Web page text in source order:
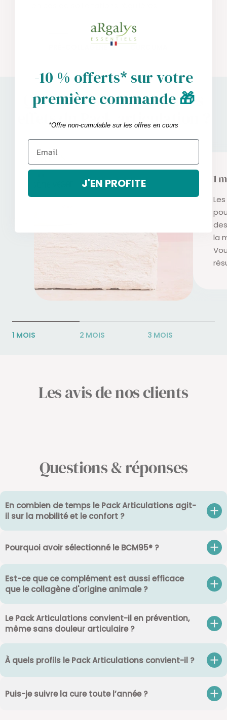
Quand vais-je ressentir les
effets du Pack articulation ?
1
la
1 MOIS 2 MOIS 3 MOIS
Les avis de nos clients
Questions & réponses
En combien de temps le Pack Articulations agit-
il sur la mobilité et le confort ?
Pourquoi avoir sélectionné le BCM95® ?
Est-ce que ce complément est aussi efficace
que le collagène d'origine animale ?
Le Pack Articulations convient-il en prévention,
même sans douleur articulaire ?
À quels profils le Pack Articulations convient-il ?
Puis-je suivre la cure toute l’année ?
-10 % offerts* sur votre
première commande🎁
*Offre non-cumulable sur les offres en cours
J'EN PROFITE